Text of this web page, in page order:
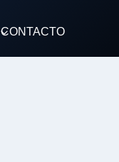
CONTACTO